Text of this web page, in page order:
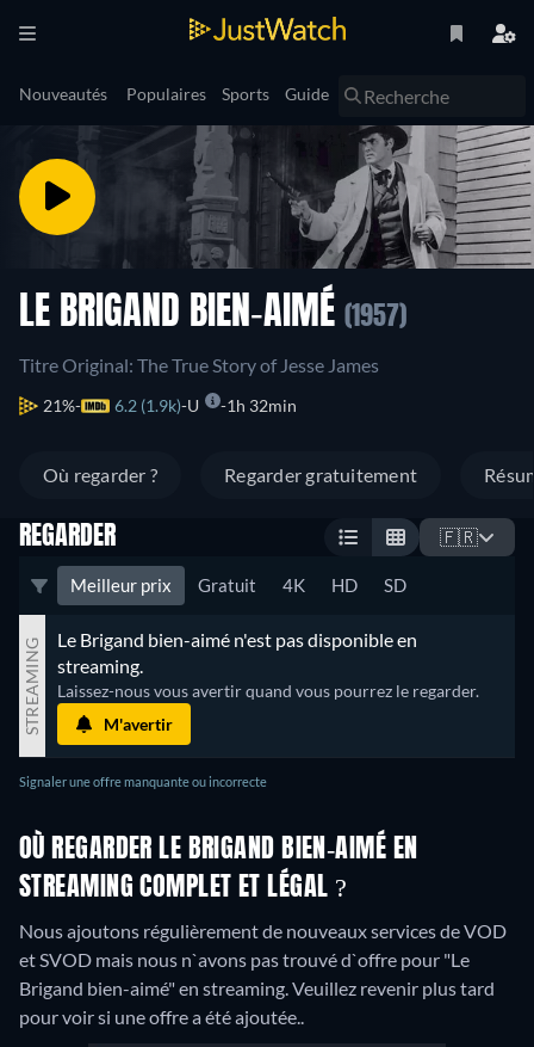
Nouveautés Populaires Sports Guide
LE BRIGAND BIEN-AIMÉ (1957)
Titre Original: The True Story of Jesse James
21% 6.2 (1.9k) U 1h 32min
Où regarder ? Regarder gratuitement
REGARDER 🇫🇷
Meilleur prix Gratuit 4K HD SD
STREAMING
Le Brigand bien-aimé n'est pas disponible en
streaming.
Laissez-nous vous avertir quand vous pourrez le regarder.
M'avertir
Signaler une offre manquante ou incorrecte
OÙ REGARDER LE BRIGAND BIEN-AIMÉ EN
STREAMING COMPLET ET LÉGAL ?
Nous ajoutons régulièrement de nouveaux services de VOD
et SVOD mais nous n`avons pas trouvé d`offre pour "Le
Brigand bien-aimé" en streaming. Veuillez revenir plus tard
pour voir si une offre a été ajoutée..